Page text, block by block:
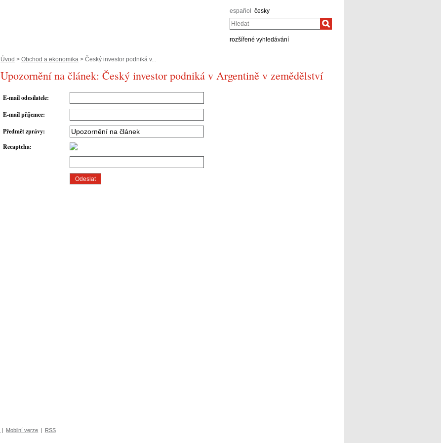
español česky
Hledat
rozšířené vyhledávání
Úvod > Obchod a ekonomika > Český investor podniká v...
Upozornění na článek: Český investor podniká v Argentině v zemědělství
E-mail odesílatele:
E-mail příjemce:
Předmět zprávy:
Recaptcha:
| Mobilní verze | RSS